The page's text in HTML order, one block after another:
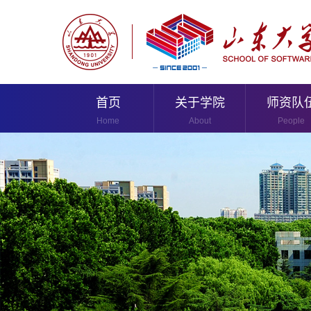
首页
Home
关于学院
About
师资队
People